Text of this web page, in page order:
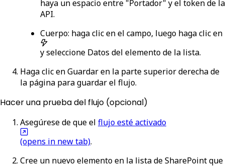
haya un espacio entre "Portador" y el token de la
API.
Cuerpo: haga clic en el campo, luego haga clic en
y seleccione Datos del elementode la lista.
Haga clic enGuardaren la parte superior derecha de
la página para guardar el flujo.
Hacer una prueba del flujo (opcional)
Asegúrese de que el flujo esté activado
(opens in new tab).
Cree un nuevo elemento en la lista de SharePoint que